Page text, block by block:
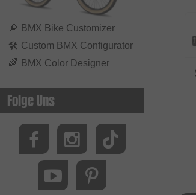
🔎 BMX Bike Customizer
🛠 Custom BMX Configurator
🌈 BMX Color Designer
Folge Uns